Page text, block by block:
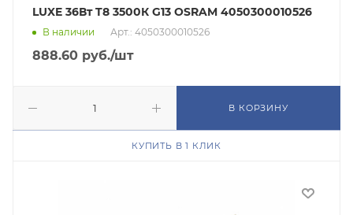
LUXE 36Вт T8 3500К G13 OSRAM 4050300010526
В наличии Арт.: 4050300010526
888.60 руб./шт
В КОРЗИНУ
КУПИТЬ В 1 КЛИК